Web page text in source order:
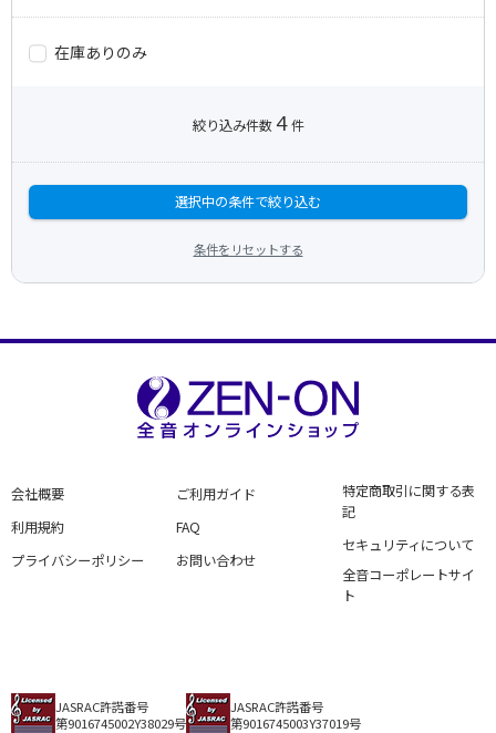
在庫ありのみ
絞り込み件数 4 件
選択中の条件で絞り込む
条件をリセットする
会社概要
利用規約
プライバシーポリシー
ご利用ガイド
FAQ
お問い合わせ
特定商取引に関する表
記
セキュリティについて
全音コーポレートサイ
ト
JASRAC許諾番号
第9016745002Y38029号
JASRAC許諾番号
第9016745003Y37019号